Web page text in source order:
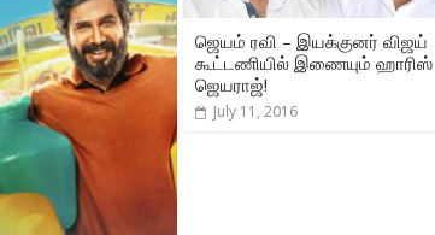
ஜெயம் ரவி – இயக்குனர் விஜய்
கூட்டணியில் இணையும் ஹாரிஸ்
ஜெயராஜ்!
July 11, 2016